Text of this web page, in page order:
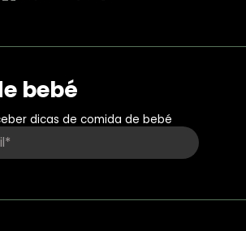
bebé
dicas de comida de bebé